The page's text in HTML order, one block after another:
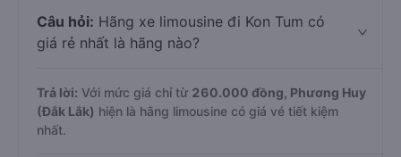
Câu hỏi: Hãng xe limousine đi Kon Tum có
giá rẻ nhất là hãng nào?
Trả lời: Với mức giá chỉ từ 260.000 đồng, Phương Huy
(Đắk Lắk) hiện là hãng limousine có giá vé tiết kiệm
nhất.